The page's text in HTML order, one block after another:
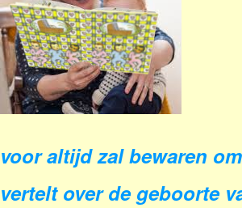
voor altijd zal bewaren
vertelt over de geboorte